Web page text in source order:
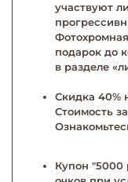
участвуют
подарок до
в разделе
Скидка 40%
Стоимость
Купон "5000